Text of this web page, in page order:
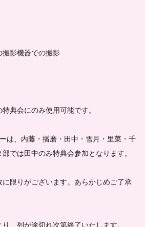
撮影機器での撮影
典会にのみ使用可能です。
は、内藤・播磨・田中・雪月・里菜・千
では田中のみ特典会参加となります。
限りがございます。あらかじめご了承
、列が途切れ次第終了いたします。